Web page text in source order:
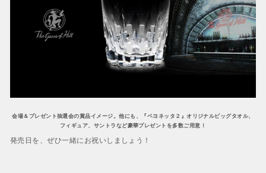
会場＆プレゼント抽選会の賞品イメージ。他にも、『ベヨネッタ２』オリジナルビッグタオル、
フィギュア、サントラなど豪華プレゼントを多数ご用意！
発売日を、ぜひ一緒にお祝いしましょう！